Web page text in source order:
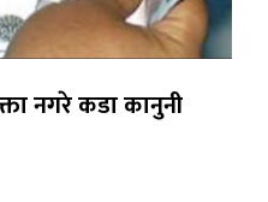
नगरे कडा कानुनी